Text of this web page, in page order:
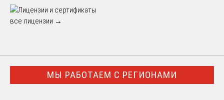
все лицензии →
МЫ РАБОТАЕМ С РЕГИОНАМИ